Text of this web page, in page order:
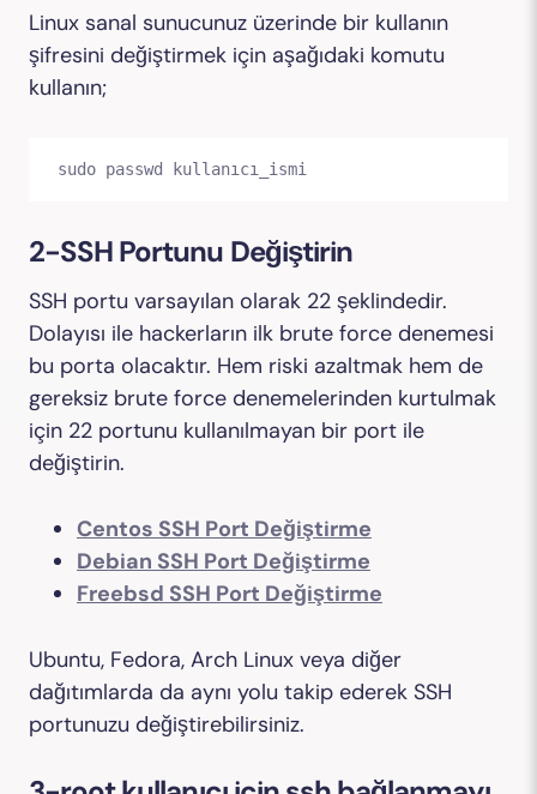
Linux sanal sunucunuz üzerinde bir kullanın
şifresini değiştirmek için aşağıdaki komutu
kullanın;
sudo passwd kullanıcı_ismi
2-SSH Portunu Değiştirin
SSH portu varsayılan olarak 22 şeklindedir.
Dolayısı ile hackerların ilk brute force denemesi
bu porta olacaktır. Hem riski azaltmak hem de
gereksiz brute force denemelerinden kurtulmak
için 22 portunu kullanılmayan bir port ile
değiştirin.
Centos SSH Port Değiştirme
Debian SSH Port Değiştirme
Freebsd SSH Port Değiştirme
Ubuntu, Fedora, Arch Linux veya diğer
dağıtımlarda da aynı yolu takip ederek SSH
portunuzu değiştirebilirsiniz.